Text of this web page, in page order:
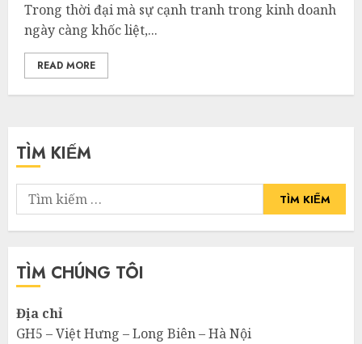
Trong thời đại mà sự cạnh tranh trong kinh doanh
ngày càng khốc liệt,...
READ MORE
TÌM KIẾM
Tìm
kiếm
cho:
TÌM CHÚNG TÔI
Địa chỉ
GH5 – Việt Hưng – Long Biên – Hà Nội